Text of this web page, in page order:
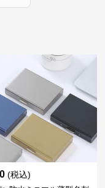
(税込)